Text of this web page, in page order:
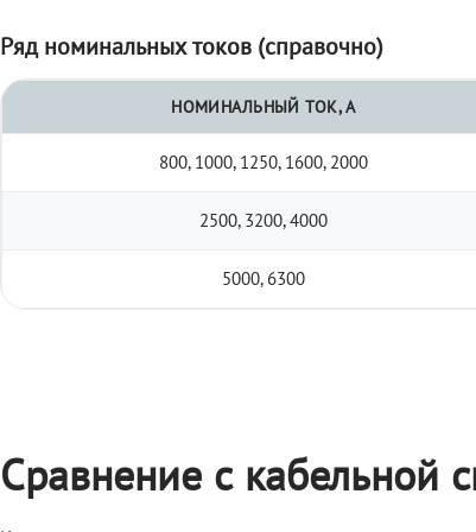
Ряд номинальных токов (справочно)
НОМИНАЛЬНЫЙ ТОК, А
800, 1000, 1250, 1600, 2000
2500, 3200, 4000
5000, 6300
Сравнение с кабельной